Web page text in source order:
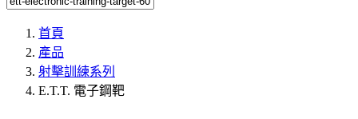
首頁
產品
射擊訓練系列
E.T.T. 電子鋼靶